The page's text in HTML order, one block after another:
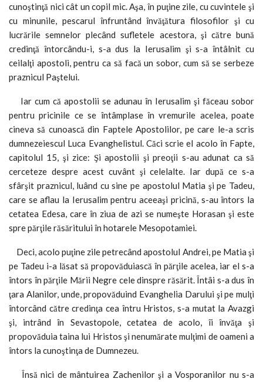
cunoştinţă nici cât un copil mic. Aşa, în puţine zile, cu cuvintele şi
cu minunile, pescarul înfruntând învăţătura filosofilor şi cu
lucrările semnelor plecând sufletele acestora, şi către bună
credinţă întorcându-i, s-a dus la Ierusalim şi s-a întâlnit cu
ceilalţi apostoli, pentru ca să facă un sobor, cum să se serbeze
praznicul Paştelui.
Iar cum că apostolii se adunau în Ierusalim şi făceau sobor
pentru pricinile ce se întâmplase în vremurile acelea, poate
cineva să cunoască din Faptele Apostolilor, pe care le-a scris
dumnezeiescul Luca Evanghelistul. Căci scrie el acolo în Fapte,
capitolul 15, şi zice: Şi apostolii şi preoţii s-au adunat ca să
cerceteze despre acest cuvânt şi celelalte. Iar după ce s-a
sfârşit praznicul, luând cu sine pe apostolul Matia şi pe Tadeu,
care se aflau la Ierusalim pentru aceeaşi pricină, s-au întors la
cetatea Edesa, care în ziua de azi se numeşte Horasan şi este
spre părţile răsăritului în hotarele Mesopotamiei.
Deci, acolo puţine zile petrecând apostolul Andrei, pe Matia şi
pe Tadeu i-a lăsat să propovăduiască în părţile acelea, iar el s-a
întors în părţile Mării Negre cele dinspre răsărit. Întâi s-a dus în
ţara Alanilor, unde, propovăduind Evanghelia Darului şi pe mulţi
întorcând către credinţa cea întru Hristos, s-a mutat la Avazgi
şi, intrând în Sevastopole, cetatea de acolo, îi învăţa şi
propovăduia taina lui Hristos şi nenumărate mulţimi de oameni a
întors la cunoştinţa de Dumnezeu.
Însă nici de mântuirea Zachenilor şi a Vosporanilor nu s-a